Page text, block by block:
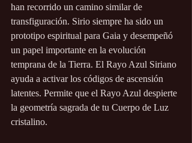
han recorrido un camino similar de
transfiguración. Sirio siempre ha sido un
prototipo espiritual para Gaia y desempeñó
un papel importante en la evolución
temprana de la Tierra. El Rayo Azul Siriano
ayuda a activar los códigos de ascensión
latentes. Permite que el Rayo Azul despierte
la geometría sagrada de tu Cuerpo de Luz
cristalino.